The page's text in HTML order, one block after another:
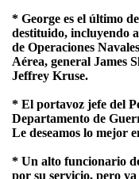
* George es el último
destituido, incluyendo
de Operaciones
Aérea, general James
Jeffrey Kruse.
* El portavoz jefe del
Departamento de
Le deseamos lo mejor
* Un alto funcionario
por su servicio, pero